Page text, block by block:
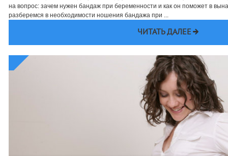
на вопрос: зачем нужен бандаж при беременности и как он поможет в
разберемся в необходимости ношения бандажа при ...
ЧИТАТЬ ДАЛЕЕ